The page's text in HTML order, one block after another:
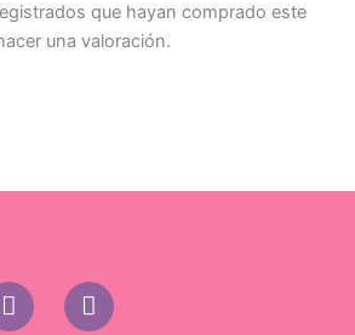
que hayan comprado este
una valoración.
T
h
F
a